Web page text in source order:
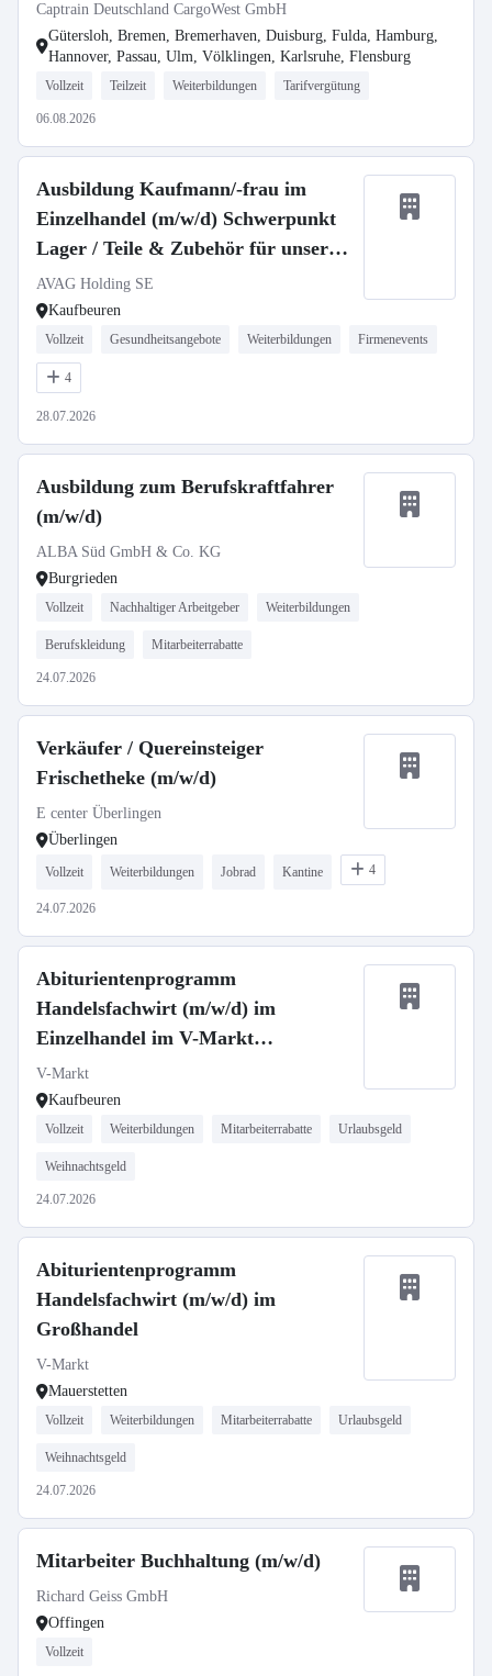
Captrain Deutschland CargoWest GmbH
Gütersloh, Bremen, Bremerhaven, Duisburg, Fulda, Hamburg,
Hannover, Passau, Ulm, Völklingen, Karlsruhe, Flensburg
Vollzeit Teilzeit Weiterbildungen Tarifvergütung
06.08.2026
Ausbildung Kaufmann/-frau im
Einzelhandel (m/w/d) Schwerpunkt
Lager / Teile & Zubehör für unseren
Standorte in Kaufbeuren
AVAG Holding SE
Kaufbeuren
Vollzeit Gesundheitsangebote Weiterbildungen Firmenevents
4
28.07.2026
Ausbildung zum Berufskraftfahrer
(m/w/d)
ALBA Süd GmbH & Co. KG
Burgrieden
Vollzeit Nachhaltiger Arbeitgeber Weiterbildungen
Berufskleidung Mitarbeiterrabatte
24.07.2026
Verkäufer / Quereinsteiger
Frischetheke (m/w/d)
E center Überlingen
Überlingen
Vollzeit Weiterbildungen Jobrad Kantine 4
24.07.2026
Abiturientenprogramm
Handelsfachwirt (m/w/d) im
Einzelhandel im V-Markt
Neugablonz
V-Markt
Kaufbeuren
Vollzeit Weiterbildungen Mitarbeiterrabatte Urlaubsgeld
Weihnachtsgeld
24.07.2026
Abiturientenprogramm
Handelsfachwirt (m/w/d) im
Großhandel
V-Markt
Mauerstetten
Vollzeit Weiterbildungen Mitarbeiterrabatte Urlaubsgeld
Weihnachtsgeld
24.07.2026
Mitarbeiter Buchhaltung (m/w/d)
Richard Geiss GmbH
Offingen
Vollzeit